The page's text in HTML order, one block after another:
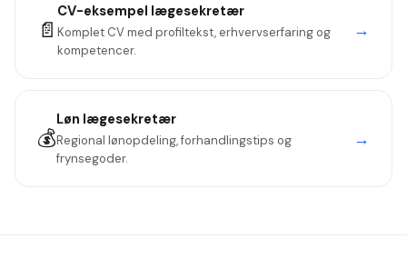
📄
CV-eksempel lægesekretær
Komplet CV med profiltekst, erhvervserfaring og
kompetencer.
→
💰
Løn lægesekretær
Regional lønopdeling, forhandlingstips og
frynsegoder.
→